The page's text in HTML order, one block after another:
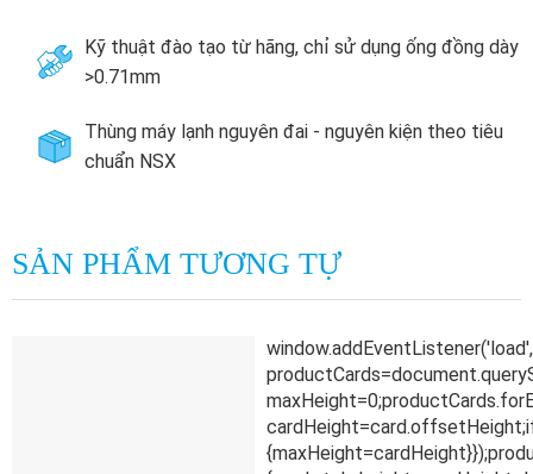
Kỹ thuật đào tạo từ hãng, chỉ sử dụng ống đồng dày
>0.71mm
Thùng máy lạnh nguyên đai - nguyên kiện theo tiêu
chuẩn NSX
SẢN PHẨM TƯƠNG TỰ